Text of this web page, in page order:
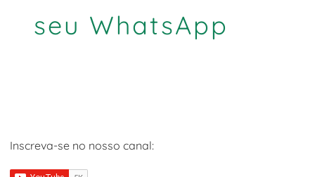
seu WhatsApp
Inscreva-se no nosso canal: